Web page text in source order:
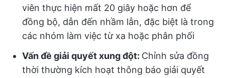
viên thực hiện mất 20 giây hoặc hơn để
đồng bộ, dẫn đến nhầm lẫn, đặc biệt là trong
các nhóm làm việc từ xa hoặc phân phối
Vấn đề giải quyết xung đột: Chỉnh sửa đồng
thời thường kích hoạt thông báo giải quyết